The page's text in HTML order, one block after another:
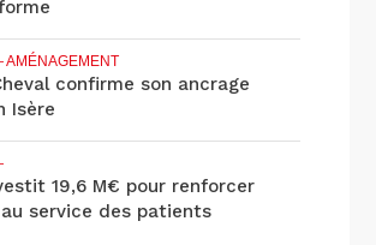
confirme son ancrage
Isère
19,6 M€ pour renforcer
au service des patients